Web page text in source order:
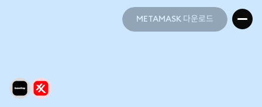
METAMASK 다운로드